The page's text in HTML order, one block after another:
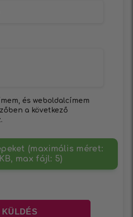
(maximális méret:
max fájl: 5)
és weboldalcímem
a következő